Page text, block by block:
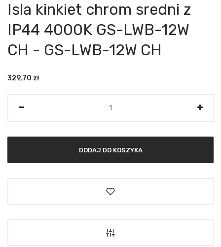
Isla kinkiet chrom sredni z
IP44 4000K GS-LWB-12W
CH - GS-LWB-12W CH
329,70 zł
DODAJ DO KOSZYKA